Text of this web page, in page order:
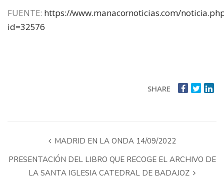
FUENTE: https://www.manacornoticias.com/
id=32576
SHARE
MADRID EN LA ONDA 14/09/2022
PRESENTACIÓN DEL LIBRO QUE RECOGE EL ARCHIVO DE
LA SANTA IGLESIA CATEDRAL DE BADAJOZ